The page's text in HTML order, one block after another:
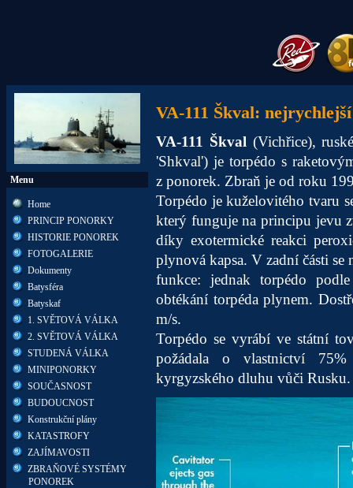
Menu
Home
PRINCIP PONORKY
HISTORIE PONOREK
FOTOGALERIE
Dokumenty
Batysféra
Batyskaf
1. SVĚTOVÁ VÁLKA
2. SVĚTOVÁ VÁLKA
STUDENÁ VÁLKA
MINIPONORKY
SOUČASNOST
BUDOUCNOST
Konstrukční plány
KATASTROFY
ZAJÍMAVOSTI
ZBRAŇOVÉ SYSTÉMY
PONOREK
VA-111 Škval:
VA-111 Škval (Vichřice),
'Shkval') je torpédo s
z ponorek. Zbraň je od roku
Torpédo je kuželovitého tvaru
který funguje na principu jevu
díky exotermické reakci
plynová kapsa. V zadní části
funkce: jednak torpédo
obtékání torpéda plynem.
m/s.
Torpédo se vyrábí ve státní
požádala o vlastnictví
kyrgyzského dluhu vůči Rusku.